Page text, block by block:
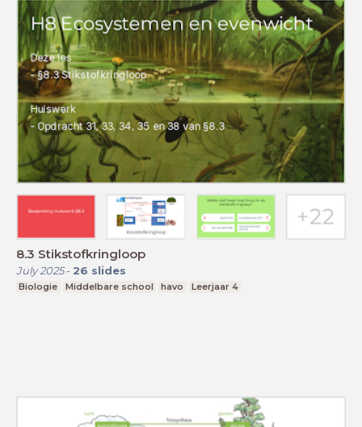
8.3 Stikstofkringloop
July 2025- 26 slides
Biologie Middelbare school havo Leerjaar 4